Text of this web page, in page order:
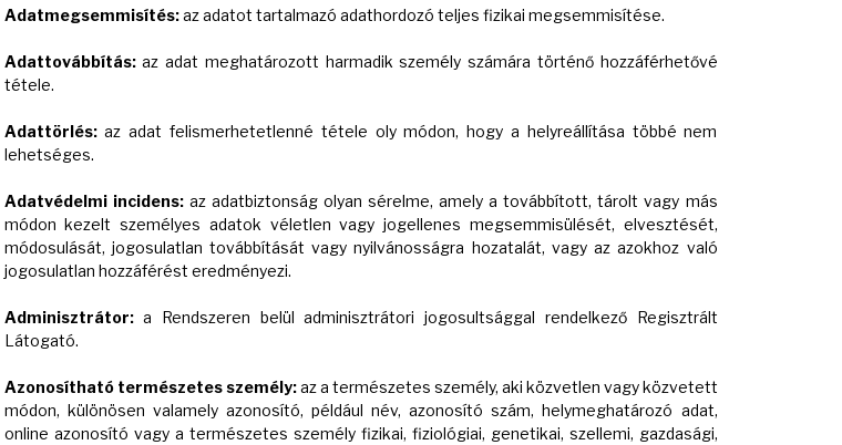
Adatmegsemmisítés:az adatot tartalmazó adathordozó teljes fizikai megsemmisítése.
Adattovábbítás:az adat meghatározott harmadik személy számára történő hozzáférhetővé
tétele.
Adattörlés:az adat felismerhetetlenné tétele oly módon, hogy a helyreállítása többé nem
lehetséges.
Adatvédelmi incidens:az adatbiztonság olyan sérelme, amely a továbbított, tárolt vagy más
módon kezelt személyes adatok véletlen vagy jogellenes megsemmisülését, elvesztését,
módosulását, jogosulatlan továbbítását vagy nyilvánosságra hozatalát, vagy az azokhoz való
jogosulatlan hozzáférést eredményezi.
Adminisztrátor:a Rendszeren belül adminisztrátori jogosultsággal rendelkező Regisztrált
Látogató.
Azonosítható természetes személy:az a természetes személy, aki közvetlen vagy közvetett
módon, különösen valamely azonosító, például név, azonosító szám, helymeghatározó adat,
online azonosító vagy a természetes személy fizikai, fiziológiai, genetikai, szellemi, gazdasági,